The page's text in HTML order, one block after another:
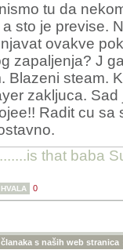
tu da
sto je previse.
ovakve
zapaljenja? J
Blazeni steam.
zakljuca.
Radit cu
that baba
HVALA 0
s naših web stranica